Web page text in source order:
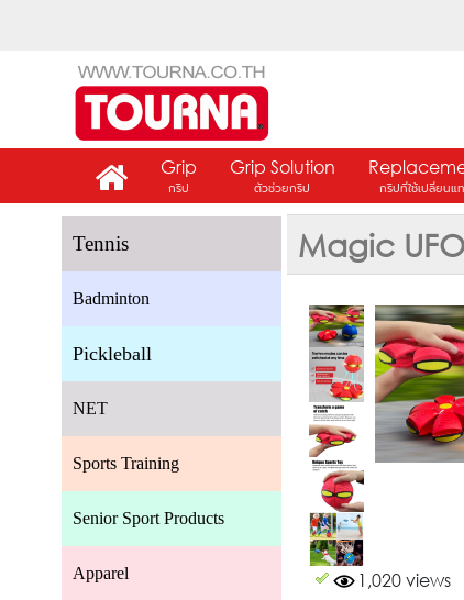
Grip
กริป
Grip Solution
ตัวช่วยกริป กริปที่ใช้เปลี่ยนแ
Tennis
Badminton
Pickleball
NET
Sports Training
Senior Sport Products
Apparel
Magic
1,020 views